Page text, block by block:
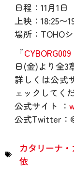
日程：11月1日
上映：18:25〜
場所：TOHO
『
日(金)より全3
詳しくは公式
ェックしてく
公式サイト ：
公式Twitter：
カタリーナ・
依